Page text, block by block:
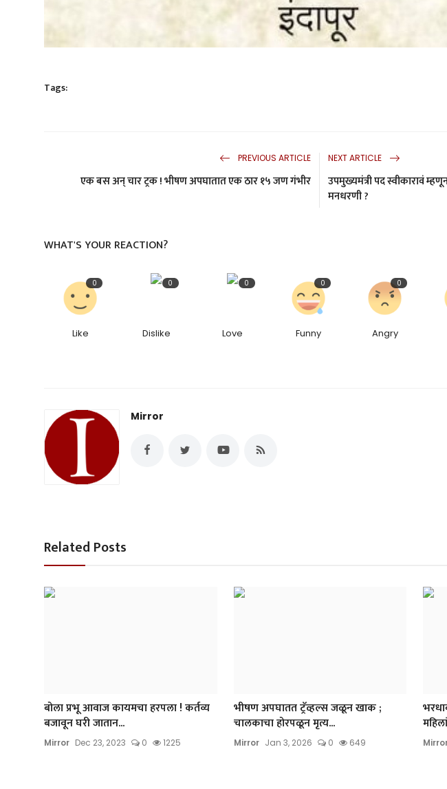
Tags:
PREVIOUS ARTICLE
एक बस अन् चार ट्रक ! भीषण अपघातात एक ठार १५ जण गंभीर
NEXT ARTICLE
उपमुख्यमंत्री पद स्वीकारावं
मनधरणी ?
WHAT'S YOUR REACTION?
0
Like
0
Dislike
0
Love
0
Funny
0
Angry
Mirror
Related Posts
बोला प्रभू आवाज कायमचा हरपला ! कर्तव्य
बजावून घरी जातान...
Mirror Dec 23, 2023 0 1225
भीषण अपघातत ट्रॅव्हल्स जळून खाक ;
चालकाचा होरपळून मृत्य...
Mirror Jan 3, 2026 0 649